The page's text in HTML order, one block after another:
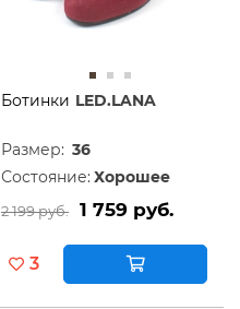
Ботинки LED.LANA
Размер: 36
Состояние: Хорошее
2 199 руб. 1 759 руб.
3